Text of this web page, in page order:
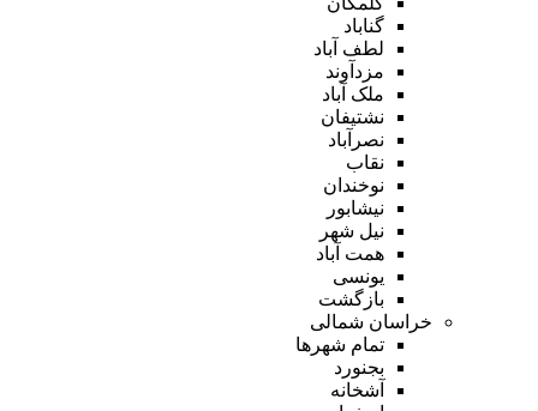
گناباد
لطف آباد
مزدآوند
ملک آباد
نشتیفان
نصرآباد
نقاب
نوخندان
نیشابور
نیل شهر
همت آباد
یونسی
بازگشت
خراسان شمالی
تمام شهر‌ها
بجنورد
آشخانه